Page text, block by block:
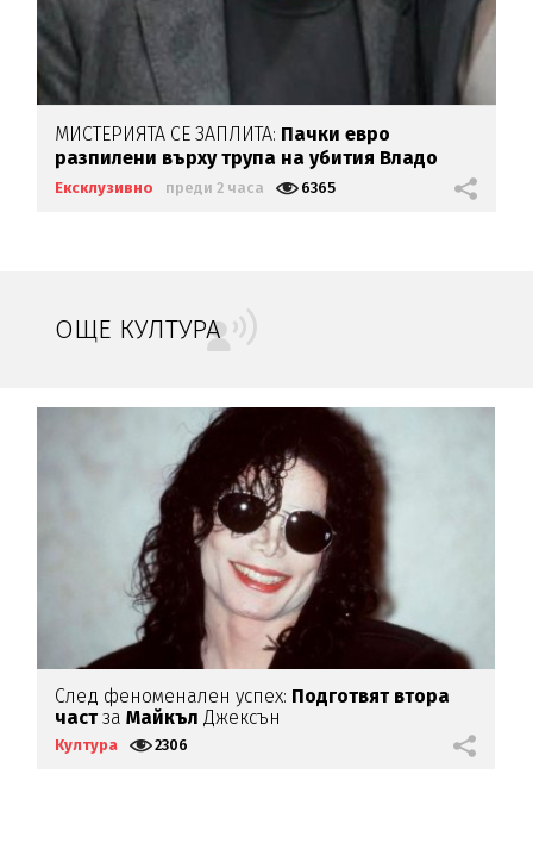
МИСТЕРИЯТА СЕ ЗАПЛИТА: Пачки евро
разпилени върху трупа на убития Владо
Загатото
Ексклузивно преди 2 часа 6365
ОЩЕ КУЛТУРА
След феноменален успех: Подготвят втора
частза Майкъл Джексън
Култура 2306